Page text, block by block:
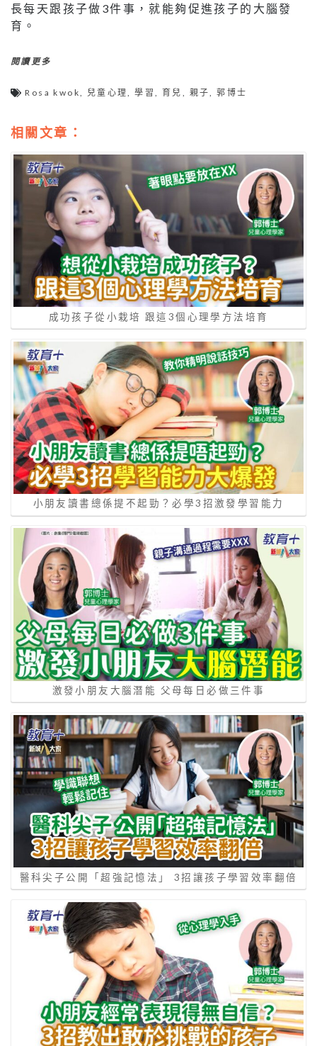
長每天跟孩子做3件事，就能夠促進孩子的大腦發
育。
閱讀更多
Rosa kwok 兒童心理 ,學習 育兒 親子 ,郭博士
相關文章：
成功孩子從小栽培 跟這3個心理學方法培育
小朋友讀書總係提不起勁？必學3招激發學習能力
激發小朋友大腦潛能 父母每日必做三件事
醫科尖子公開「超強記憶法」 3招讓孩子學習效率翻倍